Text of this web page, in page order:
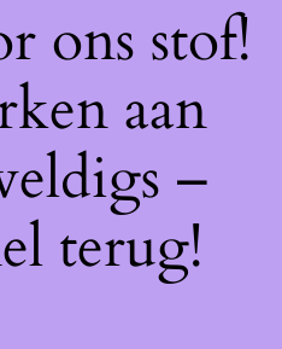
ons stof!
aan
–
terug!